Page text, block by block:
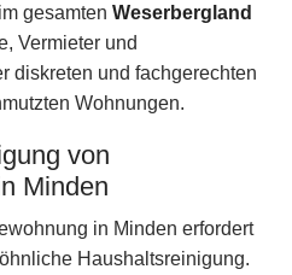
gesamten Weserbergland
Vermieter und
diskreten und fachgerechten
Wohnungen.
von
Minden
in Minden erfordert
Haushaltsreinigung.